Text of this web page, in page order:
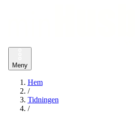
Meny
Hem
/
Tidningen
/